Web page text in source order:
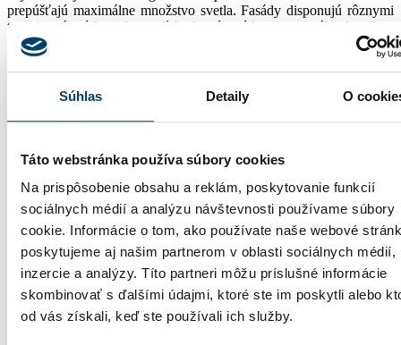
Súhlas Detaily O
Táto webstránka používa súbory cookies
Na prispôsobenie obsahu a reklám, poskytovanie funkcií
sociálnych médií a analýzu návštevnosti používame súbory
cookie. Informácie o tom, ako používate naše webové
poskytujeme aj našim partnerom v oblasti sociálnych médií,
inzercie a analýzy. Títo partneri môžu príslušné informácie
skombinovať s ďalšími údajmi, ktoré ste im poskytli alebo
od vás získali, keď ste používali ich služby.
prepúšťajú maximálne množstvo svetla. Fasády disponujú rôznymi
typmi otváracích prvkov, vďaka ktorým získate maximálny komfort.
Samozrejmosťou sú aj rôzne varianty vyhotovenia, tvary a
nadväznosti montovaných plôch.
Fasádny systém
Presklené hliníkové konštrukcie sa vyrábajú modernou technológiou
z hliníkových profilov od renomovaných európskych výrobcov.
Vieme tak pokryť veľké plochy a vytvoriť presklennú fasádu, ktorá
zabezpečí dostatok svetla v interiéri.
Čítať ďalej…
Vyžiadať cenovú ponuku
alebo volajte+421 915 660 660